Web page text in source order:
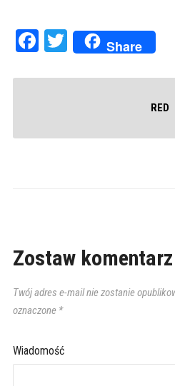
Facebook
Twitter
Share
RED
Zostaw komentarz
Twój adres e-mail nie zostanie
oznaczone *
Wiadomość